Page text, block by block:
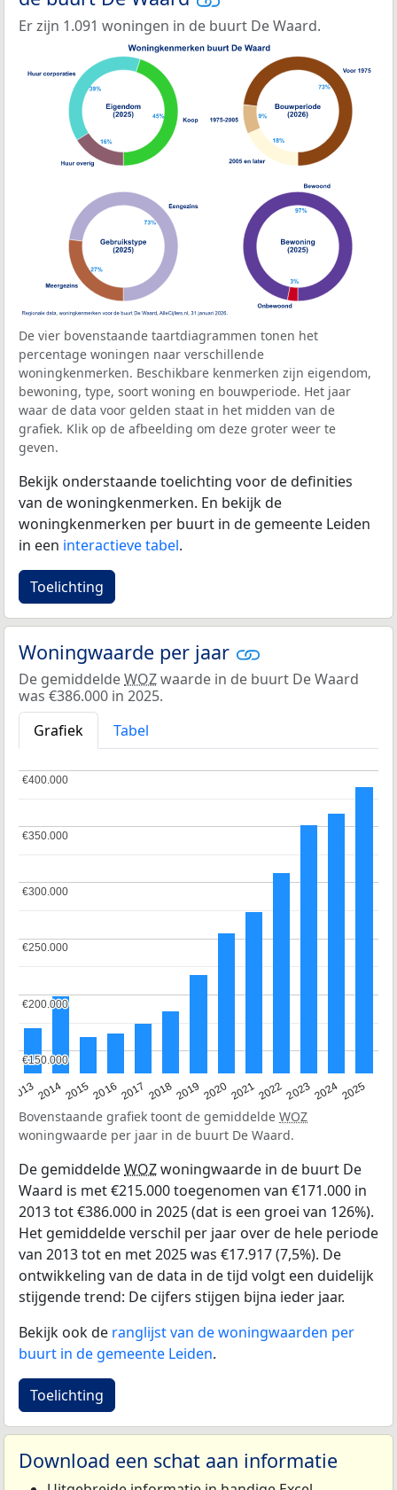
Er zijn 1.091 woningen in de buurt De Waard.
De vier bovenstaande taartdiagrammen tonen het
percentage woningen naar verschillende
woningkenmerken. Beschikbare kenmerken zijn eigendom,
bewoning, type, soort woning en bouwperiode. Het jaar
waar de data voor gelden staat in het midden van de
grafiek. Klik op de afbeelding om deze groter weer te
geven.
Bekijk onderstaande toelichting voor de definities
van de woningkenmerken. En bekijk de
woningkenmerken per buurt in de gemeente Leiden
in een interactieve tabel.
Toelichting
Woningwaarde per jaar
De gemiddeldeWOZwaarde in de buurt De Waard
was €386.000 in 2025.
Grafiek
Tabel
20132014201520162017 20182019 202020212022202320242025
€150.000
€150.000
€200.000
€200.000
€250.000
€250.000
€300.000
€300.000
€350.000
€350.000
€400.000
€400.000
Bovenstaande grafiek toont de gemiddelde WOZ
woningwaarde per jaar in de buurt De Waard.
De gemiddeldeWOZwoningwaarde in de buurt De
Waard is met €215.000 toegenomen van €171.000 in
2013 tot €386.000 in 2025 (dat is een groei van 126%).
Het gemiddelde verschil per jaar over de hele periode
van 2013 tot en met 2025 was €17.917 (7,5%). De
ontwikkeling van de data in de tijd volgt een duidelijk
stijgende trend: De cijfers stijgen bijna ieder jaar.
Bekijk ook de ranglijst van de woningwaarden per
buurt in de gemeente Leiden.
Toelichting
Download een schat aan informatie